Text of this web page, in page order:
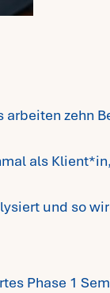
​zehn
als
und so
Phase 1